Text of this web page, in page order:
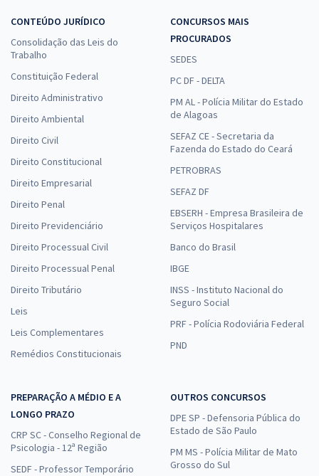
CONTEÚDO JURÍDICO
Consolidação das Leis do
Trabalho
Constituição Federal
Direito Administrativo
Direito Ambiental
Direito Civil
Direito Constitucional
Direito Empresarial
Direito Penal
Direito Previdenciário
Direito Processual Civil
Direito Processual Penal
Direito Tributário
Leis
Leis Complementares
Remédios Constitucionais
CONCURSOS MAIS
PROCURADOS
SEDES
PC DF - DELTA
PM AL - Polícia Militar do Estado
de Alagoas
SEFAZ CE - Secretaria da
Fazenda do Estado do Ceará
PETROBRAS
SEFAZ DF
EBSERH - Empresa Brasileira de
Serviços Hospitalares
Banco do Brasil
IBGE
INSS - Instituto Nacional do
Seguro Social
PRF - Polícia Rodoviária Federal
PND
PREPARAÇÃO A MÉDIO E A
LONGO PRAZO
CRP SC - Conselho Regional de
Psicologia - 12ª Região
SEDF - Professor Temporário
OUTROS CONCURSOS
DPE SP - Defensoria Pública do
Estado de São Paulo
PM MS - Polícia Militar de Mato
Grosso do Sul